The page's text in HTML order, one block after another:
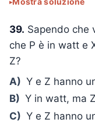
39. Sapendo che
che P è in watt e
Z?
A) Y e Z hanno
B) Y in watt, ma
C) Y e Z hanno